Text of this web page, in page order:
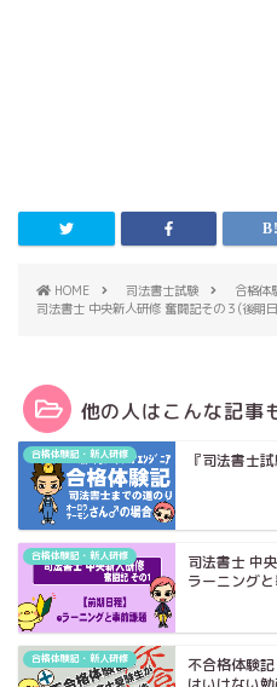
HOME 司法書士試験
合格体
司法書士 中央新人研修 奮闘記その３(後期
他の人はこんな記事
合格体験記・新人研修 『司法書士
合格体験記・新人研修
司法書士 中
ラーニング
合格体験記・新人研修
不合格体験